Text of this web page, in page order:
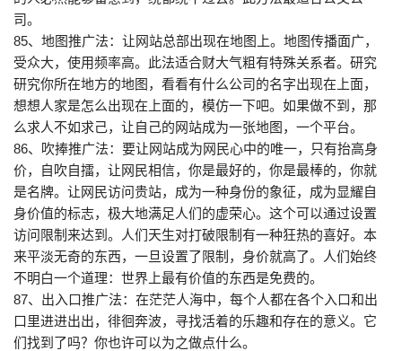
司。
85、地图推广法：让网站总部出现在地图上。地图传播面广，
受众大，使用频率高。此法适合财大气粗有特殊关系者。研究
研究你所在地方的地图，看看有什么公司的名字出现在上面，
想想人家是怎么出现在上面的，模仿一下吧。如果做不到，那
么求人不如求己，让自己的网站成为一张地图，一个平台。
86、吹捧推广法：要让网站成为网民心中的唯一，只有抬高身
价，自吹自擂，让网民相信，你是最好的，你是最棒的，你就
是名牌。让网民访问贵站，成为一种身份的象征，成为显耀自
身价值的标志，极大地满足人们的虚荣心。这个可以通过设置
访问限制来达到。人们天生对打破限制有一种狂热的喜好。本
来平淡无奇的东西，一旦设置了限制，身价就高了。人们始终
不明白一个道理：世界上最有价值的东西是免费的。
87、出入口推广法：在茫茫人海中，每个人都在各个入口和出
口里进进出出，徘徊奔波，寻找活着的乐趣和存在的意义。它
们找到了吗？你也许可以为之做点什么。